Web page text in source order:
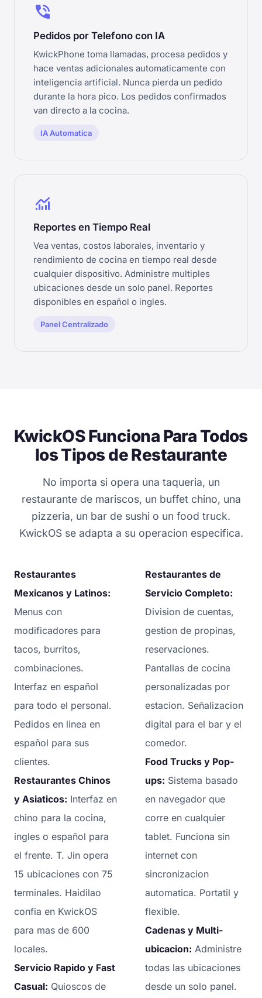
phone_in_talk
Pedidos por Telefono con IA
KwickPhone toma llamadas, procesa pedidos y
hace ventas adicionales automaticamente con
inteligencia artificial. Nunca pierda un pedido
durante la hora pico. Los pedidos confirmados
van directo a la cocina.
IA Automatica
monitoring
Reportes en Tiempo Real
Vea ventas, costos laborales, inventario y
rendimiento de cocina en tiempo real desde
cualquier dispositivo. Administre multiples
ubicaciones desde un solo panel. Reportes
disponibles en español o ingles.
Panel Centralizado
KwickOS Funciona Para Todos
los Tipos de Restaurante
No importa si opera una taqueria, un
restaurante de mariscos, un buffet chino, una
pizzeria, un bar de sushi o un food truck.
KwickOS se adapta a su operacion especifica.
Restaurantes
Mexicanos y Latinos:
Menus con
modificadores para
tacos, burritos,
combinaciones.
Interfaz en español
para todo el personal.
Pedidos en linea en
español para sus
clientes.
Restaurantes Chinos
y Asiaticos: Interfaz en
chino para la cocina,
ingles o español para
el frente. T. Jin opera
15 ubicaciones con 75
terminales. Haidilao
confia en KwickOS
para mas de 600
locales.
Servicio Rapido y Fast
Casual: Quioscos de
Restaurantes de
Servicio Completo:
Division de cuentas,
gestion de propinas,
reservaciones.
Pantallas de cocina
personalizadas por
estacion. Señalizacion
digital para el bar y el
comedor.
Food Trucks y Pop-
ups: Sistema basado
en navegador que
corre en cualquier
tablet. Funciona sin
internet con
sincronizacion
automatica. Portatil y
flexible.
Cadenas y Multi-
ubicacion: Administre
todas las ubicaciones
desde un solo panel.